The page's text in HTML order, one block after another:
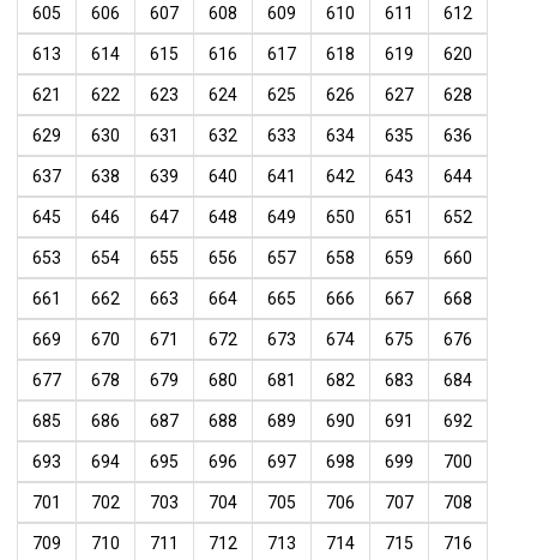
605 606 607 608 609 610 611 612
613 614 615 616 617 618 619 620
621 622 623 624 625 626 627 628
629 630 631 632 633 634 635 636
637 638 639 640 641 642 643 644
645 646 647 648 649 650 651 652
653 654 655 656 657 658 659 660
661 662 663 664 665 666 667 668
669 670 671 672 673 674 675 676
677 678 679 680 681 682 683 684
685 686 687 688 689 690 691 692
693 694 695 696 697 698 699 700
701 702 703 704 705 706 707 708
709 710 711 712 713 714 715 716